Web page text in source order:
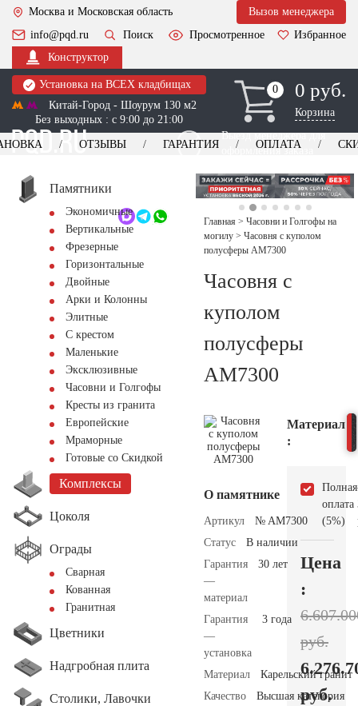
Москва и Московская область
Вызов менеджера
info@pqd.ru
Поиск Просмотренное
Избранное
Конструктор
Установка на ВСЕХ кладбищах
Китай-Город - Шоурум 130 м2
Без выходных : с 9:00 до 21:00
0
0 0 руб.
Корзина
Выезд менеджера для
оформления заказа
+7 (495) 518-44-23
Обратный звонок
ОТЗЫВЫ ГАРАНТИЯ ОПЛАТА
Памятники
Экономичные
Вертикальные
Фрезерные
Горизонтальные
Двойные
Арки и Колонны
Элитные
С крестом
Маленькие
Эксклюзивные
Часовни и Голгофы
Кресты из гранита
Европейские
Мраморные
Готовые со Скидкой
Комплексы
Цоколя
Ограды
Сварная
Кованная
Гранитная
Цветники
Надгробная плита
Столики, Лавочки
Главная > Часовни и Голгофы на
могилу > Часовня с куполом
полусферы AM7300
Часовня с
куполом
полусферы
AM7300
О памятнике
Артикул
№ AM7300
Статус
В наличии
Гарантия
—
материал
30 лет
Гарантия
—
установка
3 года
Материал
Карельский гранит
Качество
Высшая категория
Материал
:
Полная
оплата
(5%)
Цена
:
руб.
руб.